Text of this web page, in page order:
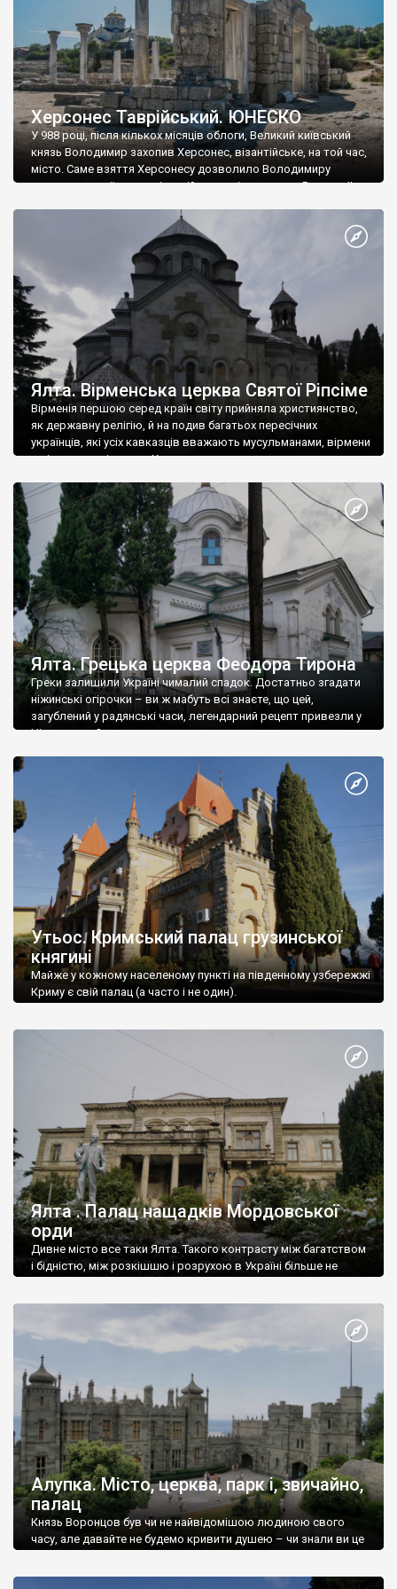
Херсонес Таврійський. ЮНЕСКО
У 988 році, після кількох місяців облоги, Великий київський
князь Володимир захопив Херсонес, візантійське, на той час,
місто. Саме взяття Херсонесу дозволило Володимиру
диктувати свої умови візантійському імператору Василю ІІ, та
Херсонесі Володимир-язичник, став Василем-християнином.
А потім було Хрещення Русі. На честь Херсонесу Таврійського
Ялта. Вірменська церква Святої Ріпсіме
Вірменія першою серед країн світу прийняла християнство,
як державну релігію, й на подив багатьох пересічних
українців, які усіх кавказців вважають мусульманами, вірмени
є відданими вірянами Христа
Ялта. Грецька церква Феодора Тирона
Греки залишили Україні чималий спадок. Достатньо згадати
ніжинські огірочки – ви ж мабуть всі знаєте, що цей,
загублений у радянські часи, легендарний рецепт привезли у
Ніжин греки?
Утьос. Кримський палац грузинської
княгині
Майже у кожному населеному пункті на південному узбережжі
Криму є свій палац (а часто і не один).
Ялта . Палац нащадків Мордовської
орди
Дивне місто все таки Ялта. Такого контрасту між багатством
і бідністю, між розкішшю і розрухою в Україні більше не
Алупка. Місто, церква, парк і, звичайно,
палац
Князь Воронцов був чи не найвідомішою людиною свого
часу, але давайте не будемо кривити душею – чи знали ви це